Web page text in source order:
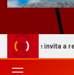
invita a recorrer